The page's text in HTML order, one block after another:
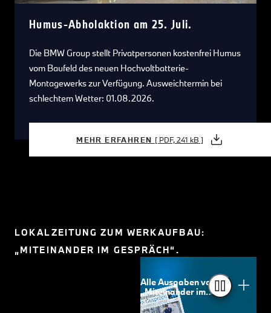
Humus-Abholaktion am 25. Juli.
Die BMW Group stellt Privatpersonen kostenfrei Humus
vom Baufeld des neuen Hochvoltbatterie-
Montagewerks zur Verfügung. Ausweichtermin bei
schlechtem Wetter: 01.08.2026.
MEHR ERFAHREN [ PDF, 241 kB ]
LOKALZEITUNG ZUM WERKAUFBAU:
„MITEINANDER IM GESPRÄCH“.
Alle Ausgaben von
„Miteinander im
Gespräch“.